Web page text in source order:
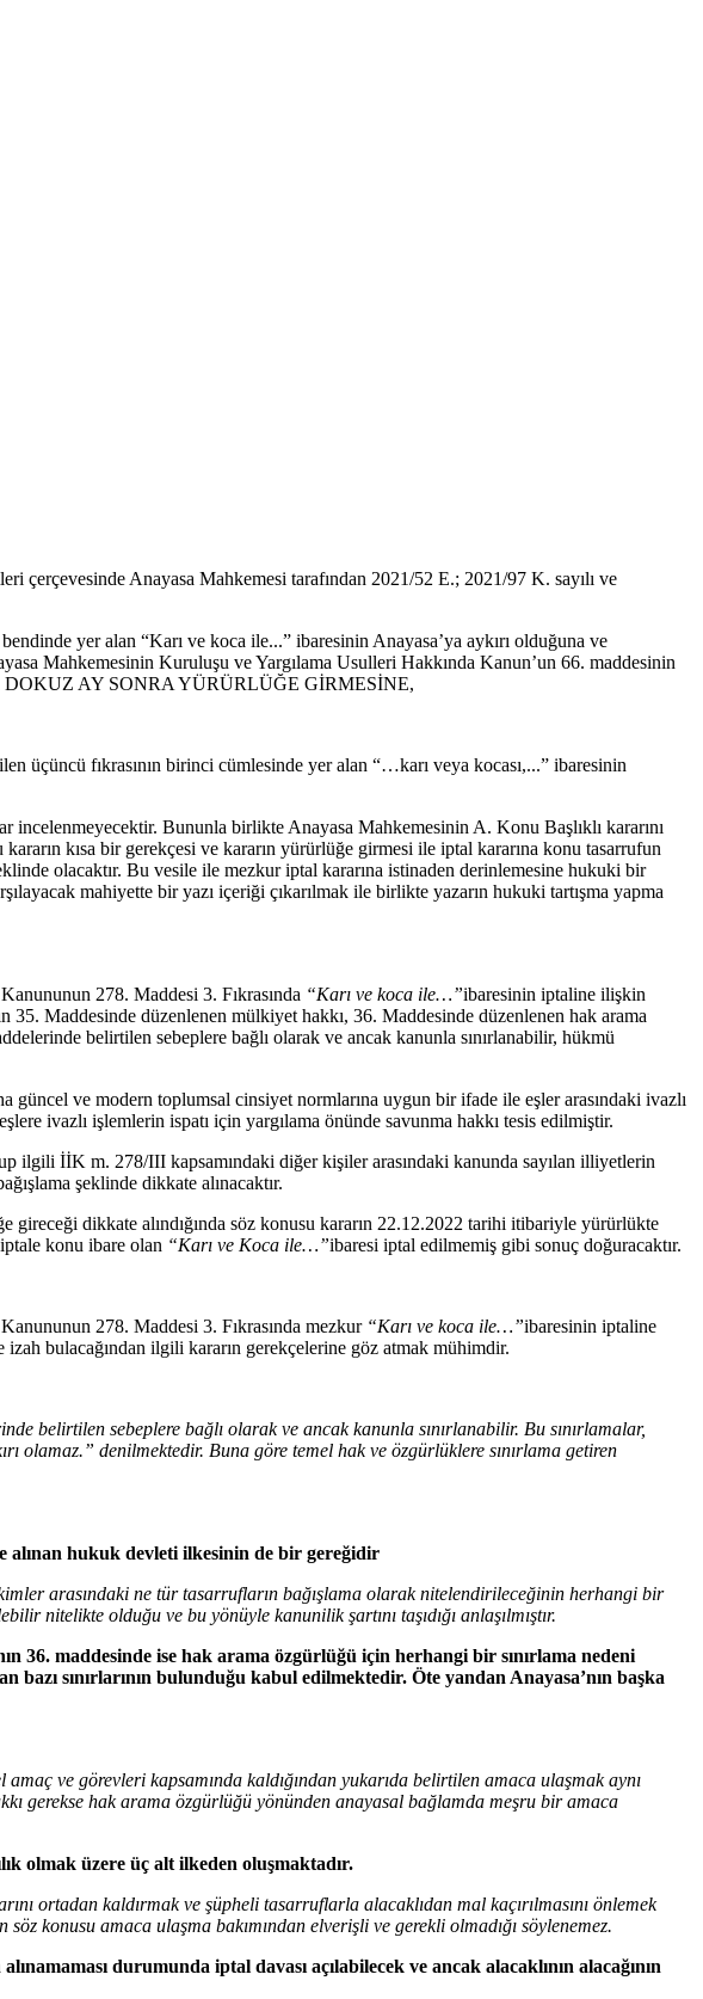
çerçevesinde Anayasa Mahkemesi tarafından 2021/52 E.; 2021/97 K. sayılı ve
yer alan “Karı ve koca ile...” ibaresinin Anayasa’ya aykırı olduğuna ve
Mahkemesinin Kuruluşu ve Yargılama Usulleri Hakkında Kanun’un 66. maddesinin
AY SONRA YÜRÜRLÜĞE GİRMESİNE,
üçüncü fıkrasının birinci cümlesinde yer alan “…karı veya kocası,...” ibaresinin
incelenmeyecektir. Bununla birlikte Anayasa Mahkemesinin A. Konu Başlıklı kararını
kısa bir gerekçesi ve kararın yürürlüğe girmesi ile iptal kararına konu tasarrufun
olacaktır. Bu vesile ile mezkur iptal kararına istinaden derinlemesine hukuki bir
mahiyette bir yazı içeriği çıkarılmak ile birlikte yazarın hukuki tartışma yapma
278. Maddesi 3. Fıkrasında “Karı ve koca ile…”ibaresinin iptaline ilişkin
35. Maddesinde düzenlenen mülkiyet hakkı, 36. Maddesinde düzenlenen hak arama
belirtilen sebeplere bağlı olarak ve ancak kanunla sınırlanabilir, hükmü
güncel ve modern toplumsal cinsiyet normlarına uygun bir ifade ile eşler arasındaki ivazlı
ivazlı işlemlerin ispatı için yargılama önünde savunma hakkı tesis edilmiştir.
ilgili İİK m. 278/III kapsamındaki diğer kişiler arasındaki kanunda sayılan illiyetlerin
şeklinde dikkate alınacaktır.
gireceği dikkate alındığında söz konusu kararın 22.12.2022 tarihi itibariyle yürürlükte
konu ibare olan “Karı ve Koca ile…”ibaresi iptal edilmemiş gibi sonuç doğuracaktır.
278. Maddesi 3. Fıkrasında mezkur “Karı ve koca ile…”ibaresinin iptaline
bulacağından ilgili kararın gerekçelerine göz atmak mühimdir.
belirtilen sebeplere bağlı olarak ve ancak kanunla sınırlanabilir. Bu sınırlamalar,
olamaz.” denilmektedir. Buna göre temel hak ve özgürlüklere sınırlama getiren
alınan hukuk devleti ilkesinin de bir gereğidir
arasındaki ne tür tasarrufların bağışlama olarak nitelendirileceğinin herhangi bir
nitelikte olduğu ve bu yönüyle kanunilik şartını taşıdığı anlaşılmıştır.
36. maddesinde ise hak arama özgürlüğü için herhangi bir sınırlama nedeni
sınırlarının bulunduğu kabul edilmektedir. Öte yandan Anayasa’nın başka
ve görevleri kapsamında kaldığından yukarıda belirtilen amaca ulaşmak aynı
gerekse hak arama özgürlüğü yönünden anayasal bağlamda meşru bir amaca
olmak üzere üç alt ilkeden oluşmaktadır.
ortadan kaldırmak ve şüpheli tasarruflarla alacaklıdan mal kaçırılmasını önlemek
konusu amaca ulaşma bakımından elverişli ve gerekli olmadığı söylenemez.
durumunda iptal davası açılabilecek ve ancak alacaklının alacağının